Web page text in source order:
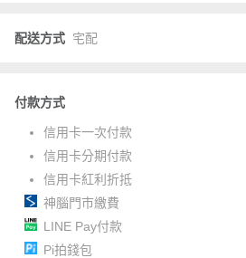
配送方式 宅配
付款方式
信用卡一次付款
信用卡分期付款
信用卡紅利折抵
神腦門市繳費
LINE Pay付款
Pi拍錢包